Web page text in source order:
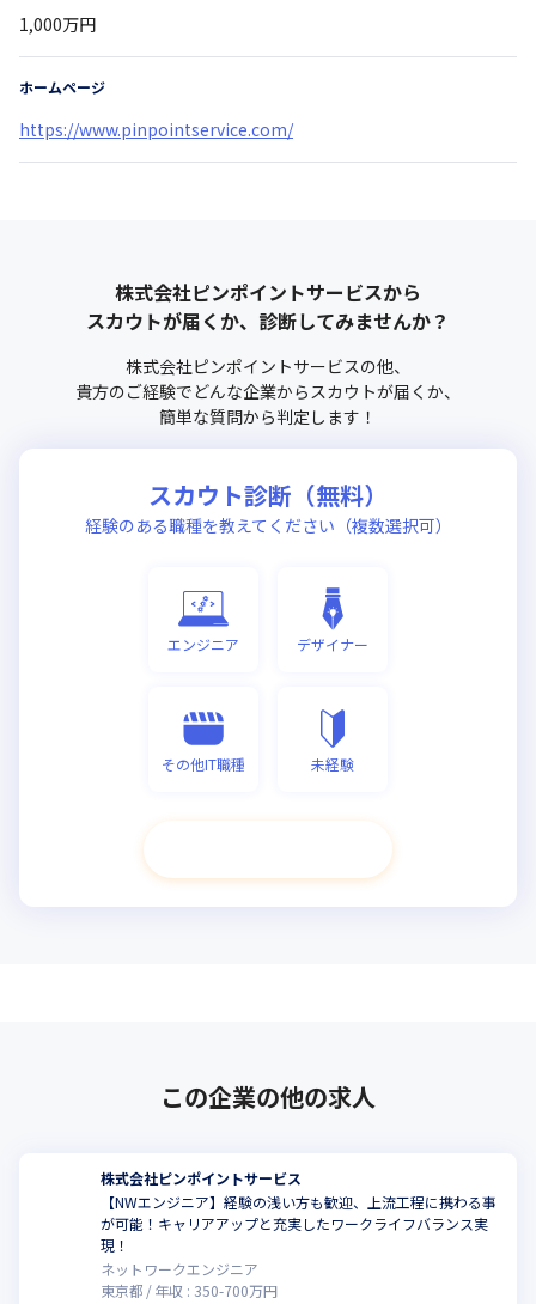
1,000万円
ホームページ
https://www.pinpointservice.com/
株式会社ピンポイントサービスから
スカウトが届くか、診断してみませんか？
株式会社ピンポイントサービスの他、
貴方のご経験でどんな企業からスカウトが届くか、
簡単な質問から判定します！
スカウト診断（無料）
経験のある職種を教えてください（複数選択可）
エンジニア デザイナー
その他IT職種 未経験
この企業の他の求人
株式会社ピンポイントサービス
【NWエンジニア】経験の浅い方も歓迎、上流工程に携わる事
が可能！キャリアアップと充実したワークライフバランス実
現！
ネットワークエンジニア
東京都
年収 : 350-700万円